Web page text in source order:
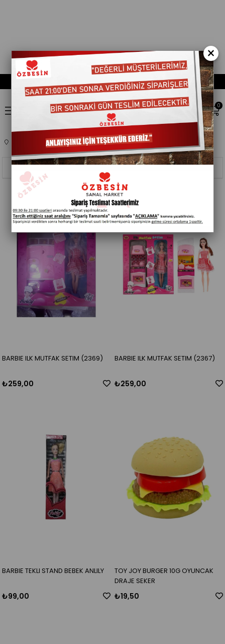
0
EV,YASAM ÜRÜNLERI OYUNCAK 701601
Filtreleme
Sıralama
BARBIE ILK MUTFAK SETIM (2369)
₺259,00
BARBIE ILK MUTFAK SETIM (2367)
₺259,00
BARBIE TEKLI STAND BEBEK ANLILY
₺99,00
TOY JOY BURGER 10G OYUNCAK
DRAJE SEKER
₺19,50
×